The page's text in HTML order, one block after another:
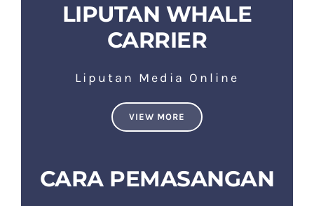
LIPUTAN WHALE
CARRIER
Liputan Media Online
VIEW MORE
CARA PEMASANGAN